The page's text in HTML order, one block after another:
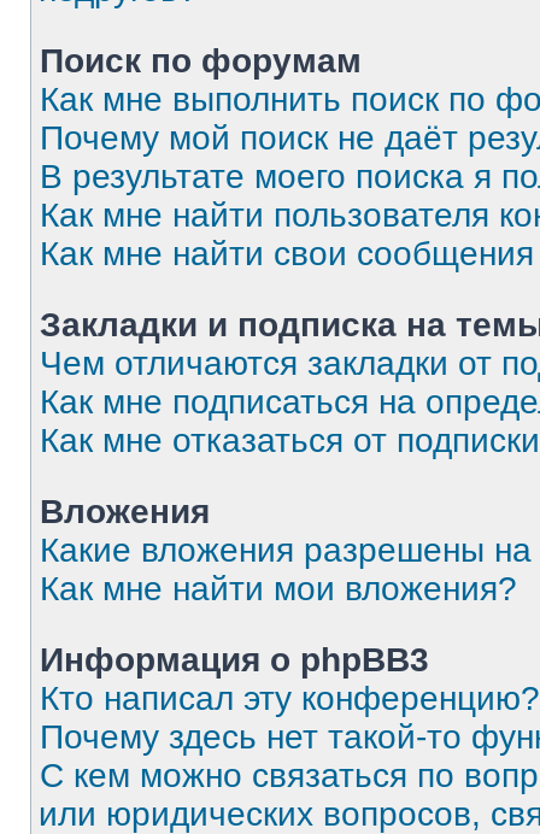
Поиск по форумам
Как мне выполнить поиск по
Почему мой поиск не даёт
В результате моего поиска я
Как мне найти пользователя
Как мне найти свои
Закладки и подписка на
Чем отличаются закладки от
Как мне подписаться на
Как мне отказаться от
Вложения
Какие вложения разрешены
Как мне найти мои вложения?
Информация о phpBB3
Кто написал эту конференцию?
Почему здесь нет такой-то
С кем можно связаться по
или юридических вопросов,